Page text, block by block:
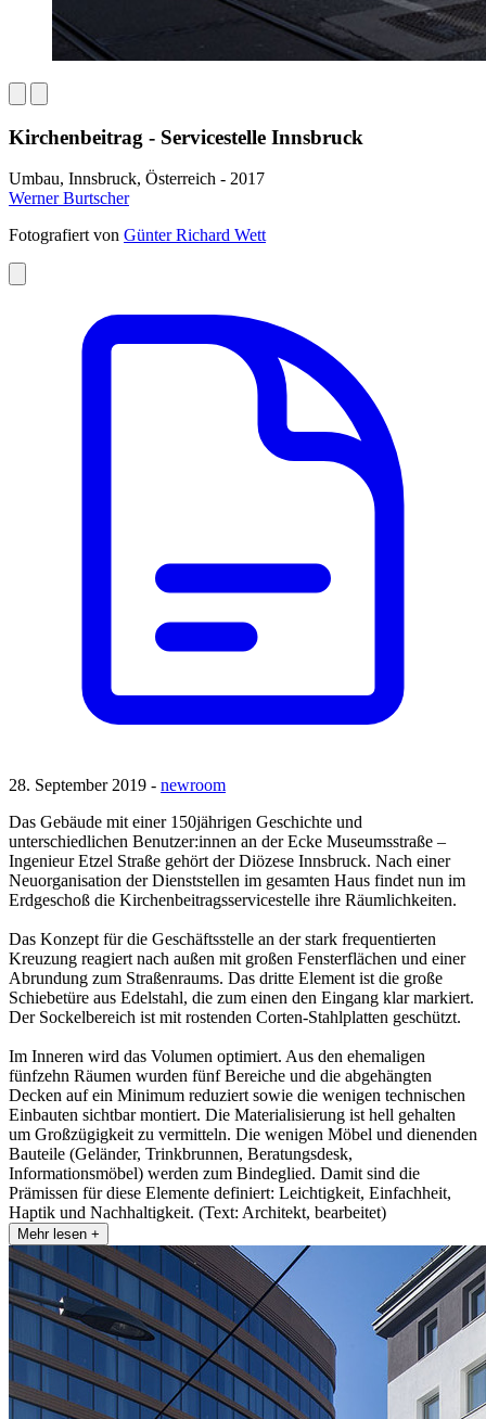
Kirchenbeitrag - Servicestelle Innsbruck
Umbau, Innsbruck, Österreich - 2017
Werner Burtscher
Fotografiert von Günter Richard Wett
28. September 2019 - newroom
Das Gebäude mit einer 150jährigen Geschichte und
unterschiedlichen Benutzer:innen an der Ecke Museumsstraße –
Ingenieur Etzel Straße gehört der Diözese Innsbruck. Nach einer
Neuorganisation der Dienststellen im gesamten Haus findet nun im
Erdgeschoß die Kirchenbeitragsservicestelle ihre Räumlichkeiten.
Das Konzept für die Geschäftsstelle an der stark frequentierten
Kreuzung reagiert nach außen mit großen Fensterflächen und einer
Abrundung zum Straßenraums. Das dritte Element ist die große
Schiebetüre aus Edelstahl, die zum einen den Eingang klar markiert.
Der Sockelbereich ist mit rostenden Corten-Stahlplatten geschützt.
Im Inneren wird das Volumen optimiert. Aus den ehemaligen
fünfzehn Räumen wurden fünf Bereiche und die abgehängten
Decken auf ein Minimum reduziert sowie die wenigen technischen
Einbauten sichtbar montiert. Die Materialisierung ist hell gehalten
um Großzügigkeit zu vermitteln. Die wenigen Möbel und dienenden
Bauteile (Geländer, Trinkbrunnen, Beratungsdesk,
Informationsmöbel) werden zum Bindeglied. Damit sind die
Prämissen für diese Elemente definiert: Leichtigkeit, Einfachheit,
Haptik und Nachhaltigkeit. (Text: Architekt, bearbeitet)
Mehr lesen +